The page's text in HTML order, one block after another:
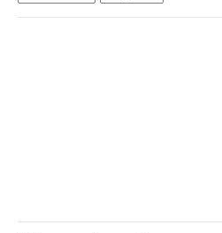
Русская православная церковь